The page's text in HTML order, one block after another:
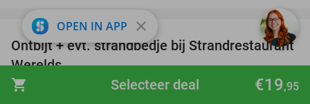
shopping_cart €19,95
Selecteer deal
47%
favorite_border
Ontbijt + evt. strandbedje bij Strandrestaurant
Werelds
Strandrestaurant Werelds Scheveningen 9.6star
OPEN IN APP close